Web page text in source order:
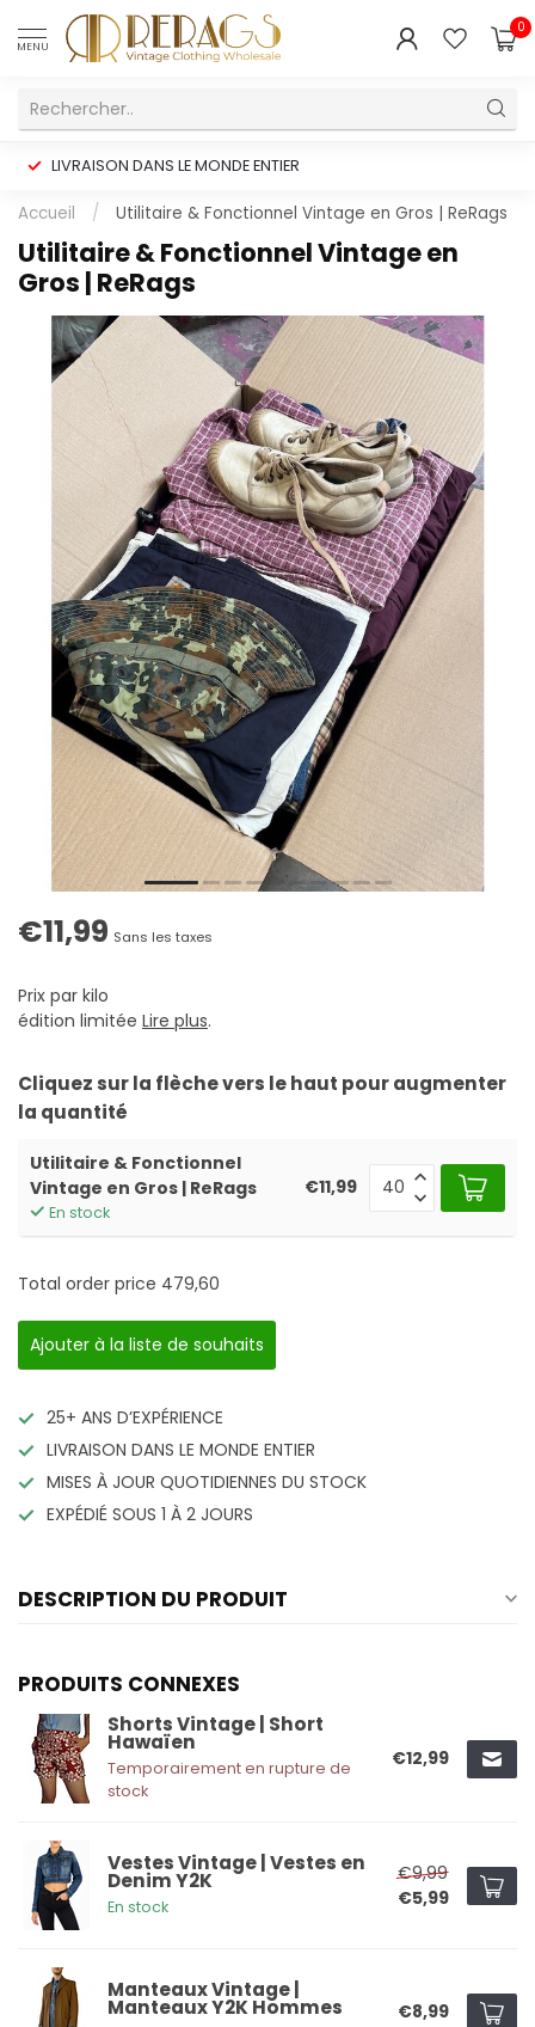
MENU
0
LIVRAISON DANS LE MONDE ENTIER
Accueil / Utilitaire & Fonctionnel Vintage en Gros | ReRags
Utilitaire & Fonctionnel Vintage en
Gros | ReRags
€11,99 Sans les taxes
Prix par kilo
édition limitée Lire plus.
Cliquez sur la flèche vers le haut pour augmenter
la quantité
Utilitaire & Fonctionnel
Vintage en Gros | ReRags
En stock
€11,99
Total order price 479,60
Ajouter à la liste de souhaits
25+ ANS D’EXPÉRIENCE
LIVRAISON DANS LE MONDE ENTIER
MISES À JOUR QUOTIDIENNES DU STOCK
EXPÉDIÉ SOUS 1 À 2 JOURS
DESCRIPTION DU PRODUIT
PRODUITS CONNEXES
Shorts Vintage | Short
Hawaïen
Temporairement en rupture de
stock
€12,99
Vestes Vintage | Vestes en
Denim Y2K
En stock
€9,99
€5,99
Manteaux Vintage |
Manteaux Y2K Hommes €8,99